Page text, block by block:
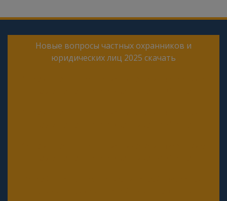
Новые вопросы частных охранников и
юридических лиц 2025 скачать